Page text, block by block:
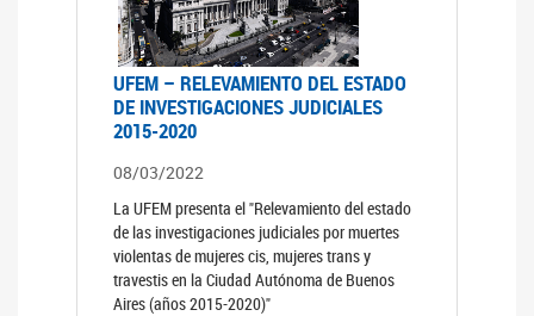
UFEM – RELEVAMIENTO DEL ESTADO
DE INVESTIGACIONES JUDICIALES
2015-2020
08/03/2022
La UFEM presenta el "Relevamiento del estado
de las investigaciones judiciales por muertes
violentas de mujeres cis, mujeres trans y
travestis en la Ciudad Autónoma de Buenos
Aires (años 2015-2020)"